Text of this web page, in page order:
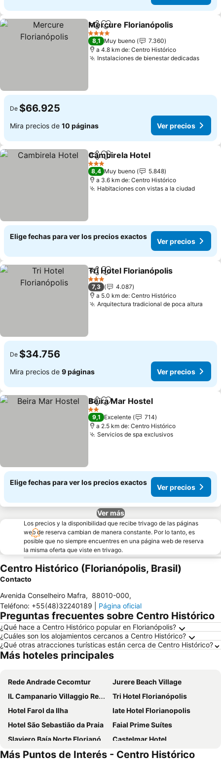
CompartirAgregar a favoritos
Mercure Florianópolis
4 Estrellas
8,1 Muy bueno
7.360
a 4.8 km de: Centro Histórico
Instalaciones de bienestar dedicadasVer
De $66.925
Mira precios de 10 páginas Ver precios
CompartirAgregar a favoritos
Cambirela Hotel
3 Estrellas
8,4 Muy bueno
5.848
a 3.6 km de: Centro Histórico
Habitaciones con vistas a la ciudadVer
Elige fechas para ver los precios exactos
Ver precios
CompartirAgregar a favoritos
Tri Hotel Florianópolis
3 Estrellas
7,3
4.087
a 5.0 km de: Centro Histórico
Arquitectura tradicional de poca altura
De $34.756
Mira precios de 9 páginas Ver precios
CompartirAgregar a favoritos
Beira Mar Hostel
2 Estrellas
9,1 Excelente
714
a 2.5 km de: Centro Histórico
Servicios de spa exclusivosVer precios
Elige fechas para ver los precios exactos
Ver precios
Ver más
Los precios y la disponibilidad que recibe trivago de las páginas
web de reserva cambian de manera constante. Por lo tanto, es
posible que no siempre encuentres en una página web de reserva
la misma oferta que viste en trivago.
Centro Histórico (Florianópolis, Brasil)
Contacto
Avenida Conselheiro Mafra, 88010-000,
Teléfono: +55(48)32240189 Página oficial
Preguntas frecuentes sobre Centro Histórico
¿Qué hace a Centro Histórico popular en Florianópolis?
¿Cuáles son los alojamientos cercanos a Centro Histórico?
¿Qué otras atracciones turísticas están cerca de Centro Histórico?
Más hoteles principales
Rede Andrade Cecomtur
Jurere Beach Village
IL Campanario Villaggio Resort - OFICIAL
Tri Hotel Florianópolis
Hotel Farol da Ilha
Iate Hotel Florianopolis
Hotel São Sebastião da Praia
Faial Prime Suítes
Slaviero Baía Norte Florianópolis
Castelmar Hotel
Mercure Florianópolis
Ok Inn Hotel Floripa
Más Puntos de Interés - Centro Histórico